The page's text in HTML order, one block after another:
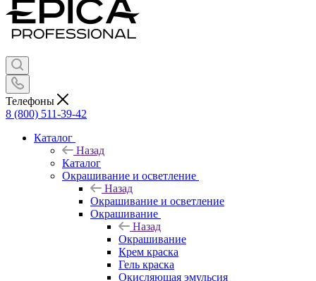
Телефоны
8 (800) 511-39-42
Каталог
Назад
Каталог
Окрашивание и осветление
Назад
Окрашивание и осветление
Окрашивание
Назад
Окрашивание
Крем краска
Гель краска
Окисляющая эмульсия